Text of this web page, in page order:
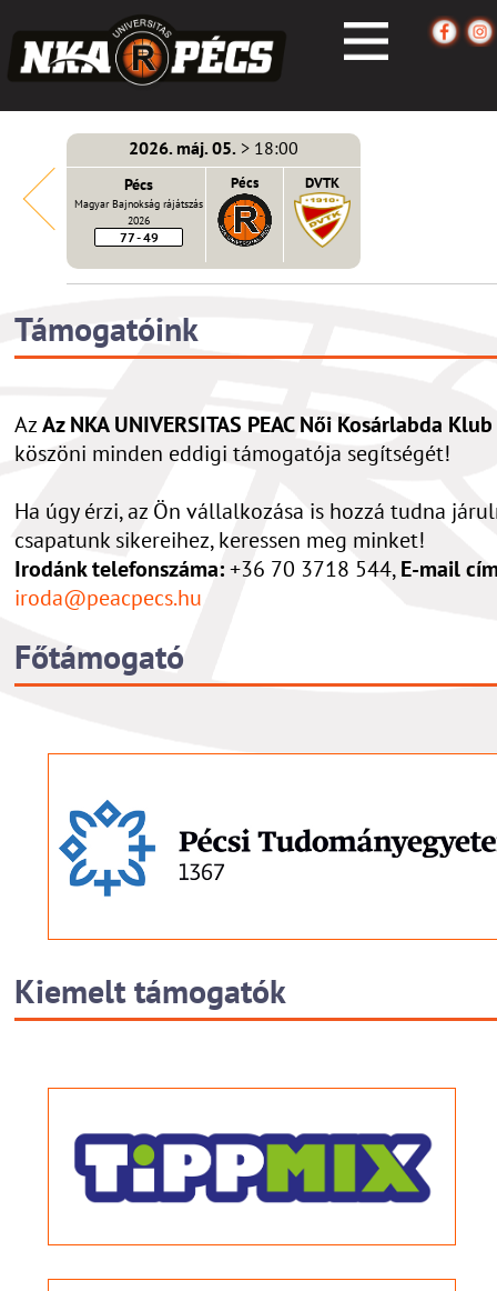
2026. máj. 05. > 18:00
Pécs
Magyar Bajnokság rájátszás
2026
77 - 49
Pécs DVTK
Támogatóink
AzAz NKA UNIVERSITAS PEAC Női Kosárlabda Klub
köszöni minden eddigi támogatója segítségét!
Ha úgy érzi, az Ön vállalkozása is hozzá tudna
csapatunk sikereihez, keressen meg minket!
Irodánk telefonszáma:+36 70 3718 544,E-mail
iroda@peacpecs.hu
Főtámogató
Kiemelt támogatók